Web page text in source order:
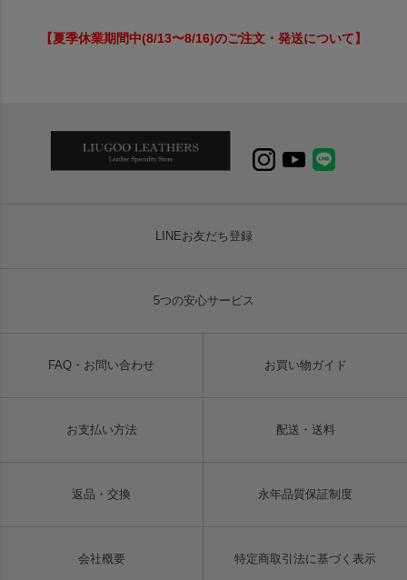
【夏季休業期間中(8/13〜8/16)のご注文・発送について】
LINEお友だち登録
5つの安心サービス
FAQ・お問い合わせ お買い物ガイド
お支払い方法 配送・送料
返品・交換 永年品質保証制度
会社概要 特定商取引法に基づく表示